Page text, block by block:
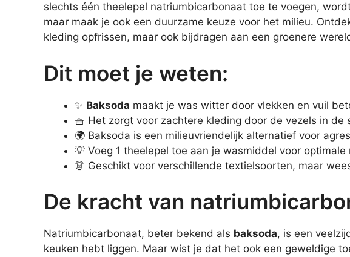
slechts één theelepel natriumbicarbonaat toe te voegen,
maar maak je ook een duurzame keuze voor het milieu.
kleding opfrissen, maar ook bijdragen aan een groenere
Dit moet je weten:
✨ Baksoda maakt je was witter door vlekken en vuil
🧺 Het zorgt voor zachtere kleding door de vezels in de
🌍 Baksoda is een milieuvriendelijk alternatief voor
💡 Voeg 1 theelepel toe aan je wasmiddel voor
👗 Geschikt voor verschillende textielsoorten, maar
De kracht van
Natriumbicarbonaat, beter bekend als baksoda, is een
keuken hebt liggen. Maar wist je dat het ook een geweldige